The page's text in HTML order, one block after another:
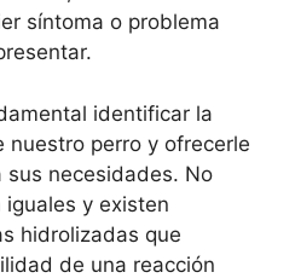
síntoma o problema
identificar la
nuestro perro y ofrecerle
necesidades. No
y existen
hidrolizadas que
de una reacción